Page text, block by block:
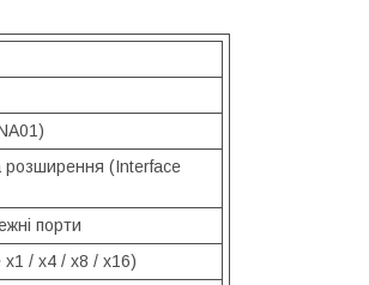
розширення (Interface
порти
x1 / x4 / x8 / x16)